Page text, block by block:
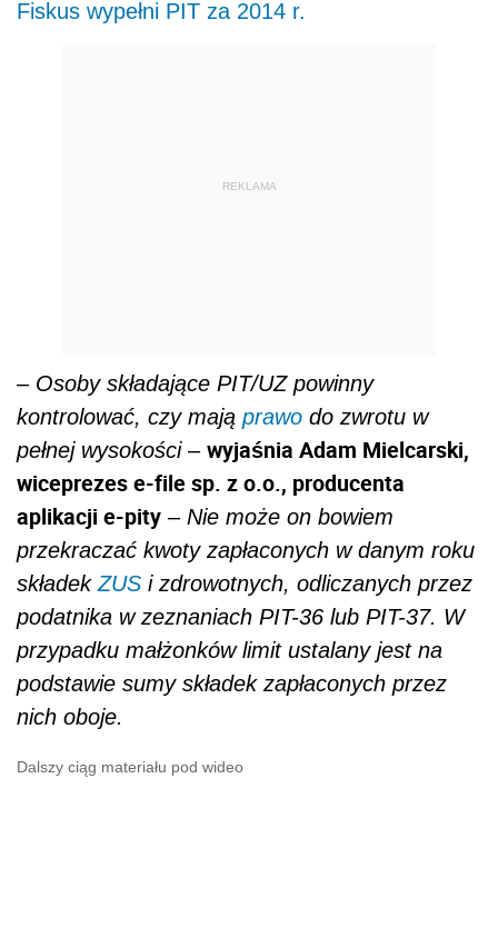
Fiskus wypełni PIT za 2014 r.
REKLAMA
–Osoby składające PIT/UZ powinny
kontrolować, czy mają prawo do zwrotu w
pełnej wysokości – wyjaśnia Adam Mielcarski,
wiceprezes e-file sp. z o.o., producenta
aplikacji e-pity – Nie może on bowiem
przekraczać kwoty zapłaconych w danym roku
składekZUS i zdrowotnych, odliczanych przez
podatnika w zeznaniach PIT-36 lub PIT-37. W
przypadku małżonków limit ustalany jest na
podstawie sumy składek zapłaconych przez
nich oboje.
Dalszy ciąg materiału pod wideo